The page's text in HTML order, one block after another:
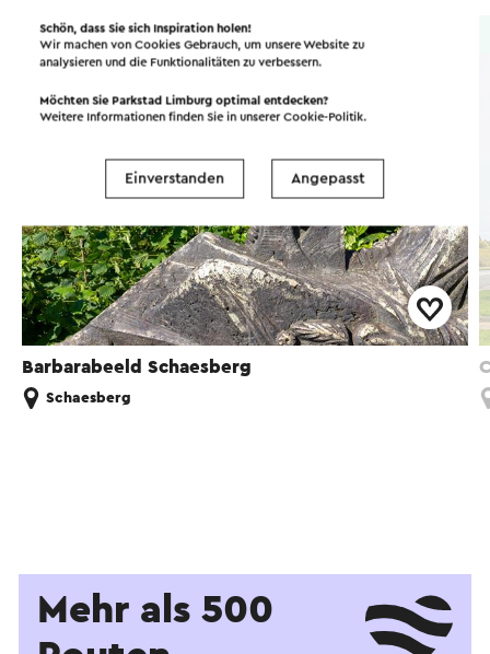
Barbarabeeld Schaesberg
Kunstwerk
Schaesberg
Mehr als 500
Schön, dass Sie sich Inspiration holen!
Wir machen von Cookies Gebrauch, um unsere Website zu
analysieren und die Funktionalitäten zu verbessern.
Möchten Sie Parkstad Limburg optimal entdecken?
Weitere Informationen finden Sie in unsererCookie-Politik.
Einverstanden Angepasst